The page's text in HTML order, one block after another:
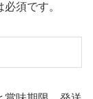
須です。